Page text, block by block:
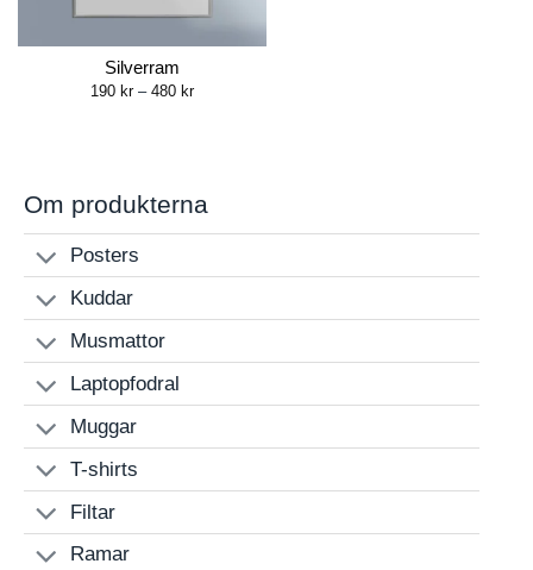
Silverram
190 kr – 480 krPrice
Om produkterna
Posters
Kuddar
Musmattor
Laptopfodral
Muggar
T-shirts
Filtar
Ramar